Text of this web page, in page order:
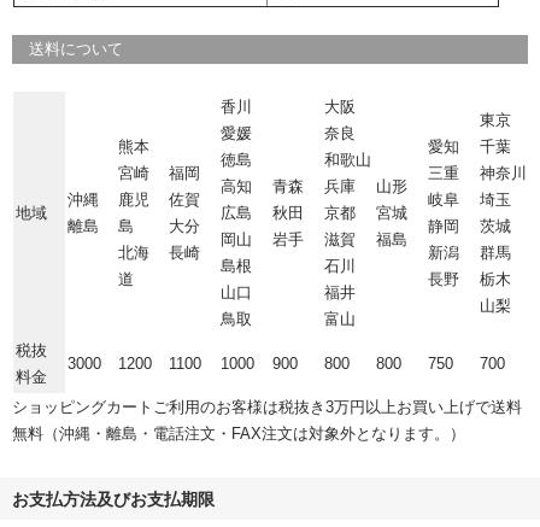
送料について
地域
沖縄
離島
熊本
宮崎
鹿児
島
北海
道
福岡
佐賀
大分
長崎
香川
愛媛
徳島
高知
広島
岡山
島根
山口
鳥取
青森
秋田
岩手
大阪
奈良
和歌山
兵庫
京都
滋賀
石川
福井
富山
山形
宮城
福島
愛知
三重
岐阜
静岡
新潟
長野
東京
千葉
神奈川
埼玉
茨城
群馬
栃木
山梨
税抜
料金
3000 1200 1100 1000 900 800 800 750 700
ショッピングカートご利用のお客様は税抜き3万円以上お買い上げで送料
無料（沖縄・離島・電話注文・FAX注文は対象外となります。）
お支払方法及びお支払期限